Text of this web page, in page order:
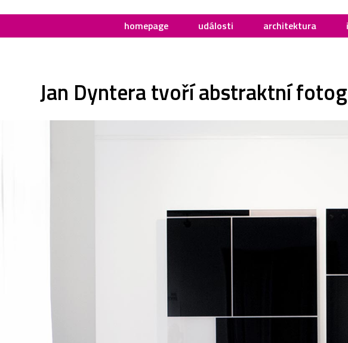
homepage události architektura
Jan Dyntera tvoří abstraktní